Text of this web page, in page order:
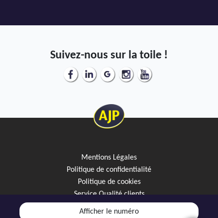
Afficher le numéro
Suivez-nous sur la toile !
Mentions Légales
Politique de confidentialité
Politique de cookies
Service Qualité clients
Créez votre alerte mail